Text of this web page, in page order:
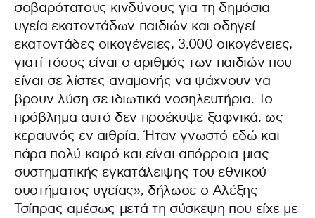
σοβαρότατους κινδύνους για τη δημόσια
υγεία εκατοντάδων παιδιών και οδηγεί
εκατοντάδες οικογένειες, 3.000 οικογένειες,
γιατί τόσος είναι ο αριθμός των παιδιών που
είναι σε λίστες αναμονής να ψάχνουν να
βρουν λύση σε ιδιωτικά νοσηλευτήρια. Το
πρόβλημα αυτό δεν προέκυψε ξαφνικά, ως
κεραυνός εν αιθρία. Ήταν γνωστό εδώ και
πάρα πολύ καιρό και είναι απόρροια μιας
συστηματικής εγκατάλειψης του εθνικού
συστήματος υγείας», δήλωσε ο Αλέξης
Τσίπρας αμέσως μετά τη σύσκεψη που είχε με